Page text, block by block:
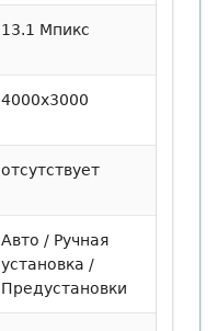
13.1 Мпикс
4000x3000
отсутствует
Авто / Ручная
установка /
Предустановки